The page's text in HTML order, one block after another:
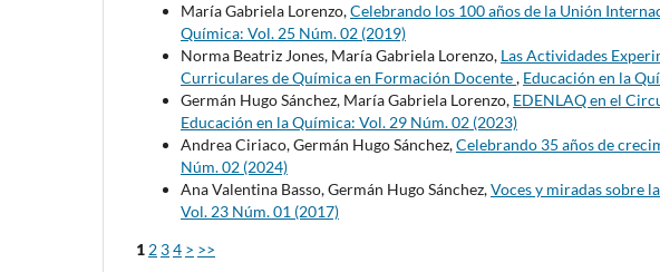
María Gabriela Lorenzo,Celebrando los 100 años de la Unión
Química: Vol. 25 Núm. 02 (2019)
Norma Beatriz Jones, María Gabriela Lorenzo, Las Actividades
Curriculares de Química en Formación Docente, Educación en la
Germán Hugo Sánchez, María Gabriela Lorenzo, EDENLAQ en el
Educación en la Química: Vol. 29 Núm. 02 (2023)
Andrea Ciriaco, Germán Hugo Sánchez,Celebrando 35 años de
Núm. 02 (2024)
Ana Valentina Basso, Germán Hugo Sánchez,Voces y miradas sobre
Vol. 23 Núm. 01 (2017)
1 2 34 > >>